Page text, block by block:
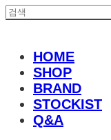
HOME
SHOP
BRAND
STOCKIST
Q&A